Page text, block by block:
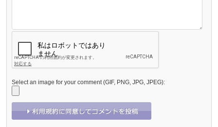
Select an image for your comment (GIF, PNG, JPG, JPEG):